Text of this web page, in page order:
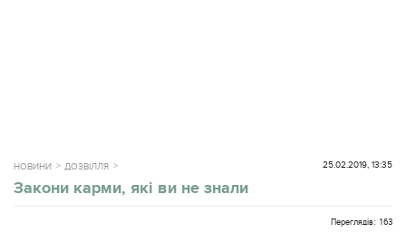
НОВИНИ ДОЗВІЛЛЯ 25.02.2019, 13:35
Закони карми, які ви не знали
Переглядів: 163